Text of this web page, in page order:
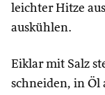
leichter Hitze
auskühlen.
Eiklar mit Salz
schneiden, in Öl